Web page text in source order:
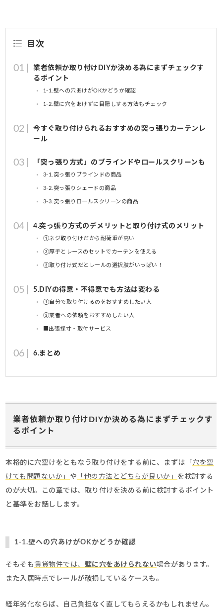
目次
業者依頼か取り付けDIYか決める為にまずチェックす
るポイント
1-1.壁への穴あけがOKかどうか確認
1-2.壁に穴をあけずに目隠しする方法もチェック
今すぐ取り付けられるおすすめの突っ張りカーテンレ
ール
「突っ張り方式」のブラインドやロールスクリーンも
3-1.突っ張りブラインドの商品
3-2.突っ張りシェードの商品
3-3.突っ張りロールスクリーンの商品
4.突っ張り方式のデメリットと取り付け式のメリット
①ネジ取り付けだから耐荷重が高い
②厚手とレースのセットでカーテンを使える
③取り付け式だとレールの選択肢がいっぱい！
5.DIYの得意・不得意でも方法は変わる
①自分で取り付けるのをおすすめしたい人
②業者への依頼をおすすめしたい人
■出張採寸・取付サービス
6.まとめ
業者依頼か取り付けDIYか決める為にまずチェックす
るポイント
本格的に穴空けをともなう取り付けをする前に、まずは「 穴を空
けても問題ないか」 や 「他の方法とどちらが良いか」 を検討する
のが大切。この章では、取り付けを決める前に検討するポイント
と基準をお話しします。
1-1.壁への穴あけがOKかどうか確認
そもそも 賃貸物件では、 壁に穴をあけられない場合があります。
また入居時点でレールが破損しているケースも。
経年劣化ならば、自己負担なく直してもらえるかもしれません。